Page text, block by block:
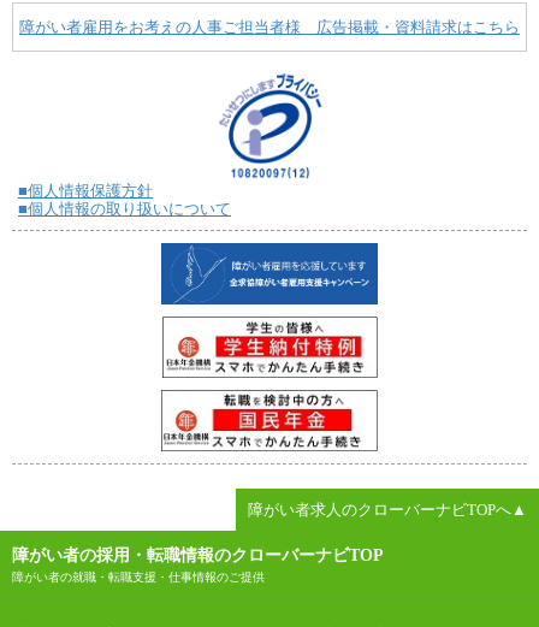
障がい者雇用をお考えの人事ご担当者様 広告掲載・資料請求はこちら
■個人情報保護方針
■個人情報の取り扱いについて
障がい者求人のクローバーナビTOPへ▲
障がい者の採用・転職情報のクローバーナビTOP
障がい者の就職・転職支援・仕事情報のご提供